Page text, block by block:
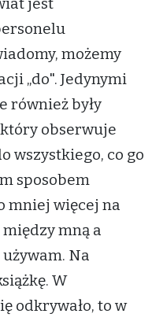
możemy
„do". Jedynymi
również były
obserwuje
wszystkiego, co go
sposobem
mniej więcej na
mną a
Na
W
odkrywało, to w